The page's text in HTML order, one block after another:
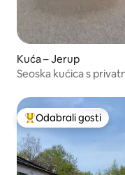
Kuća – Jerup
Seoska kućica s
Među najviše
Odabrali gosti